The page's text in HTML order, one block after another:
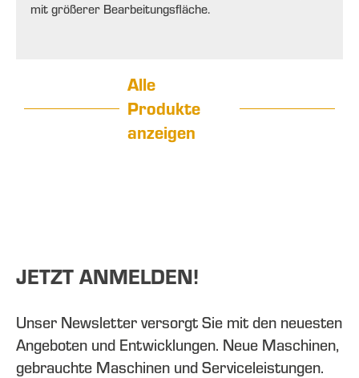
mit größerer Bearbeitungsfläche.
Alle
Produkte
anzeigen
JETZT ANMELDEN!
Unser Newsletter versorgt Sie mit den neuesten
Angeboten und Entwicklungen. Neue Maschinen,
gebrauchte Maschinen und Serviceleistungen.